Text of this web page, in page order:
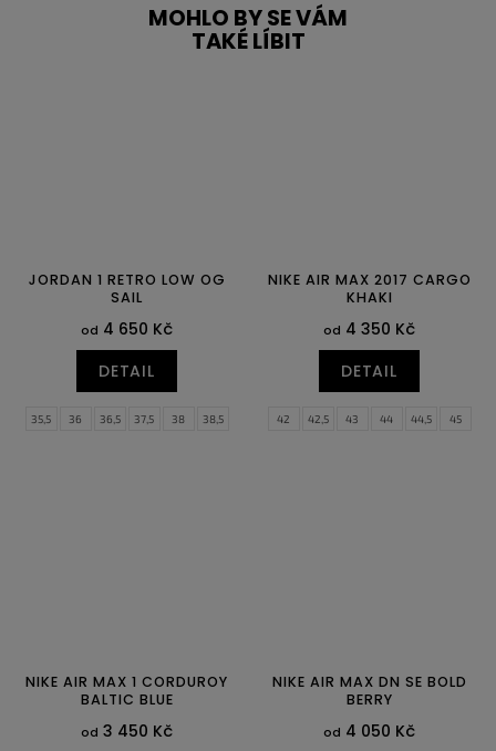
MOHLO BY SE VÁM
TAKÉ LÍBIT
JORDAN 1 RETRO LOW OG
SAIL
od 4 650 Kč
DETAIL
35,5 36 36,5 37,5 38
38,5
NIKE AIR MAX 2017 CARGO
KHAKI
od 4 350 Kč
DETAIL
42 42,5 43 44 44,5
45
NIKE AIR MAX 1 CORDUROY
BALTIC BLUE
od 3 450 Kč
NIKE AIR MAX DN SE BOLD
BERRY
od 4 050 Kč